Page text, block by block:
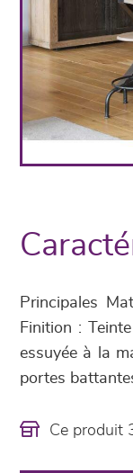
Principales
Finition :
essuyée à la
portes
Ce produit